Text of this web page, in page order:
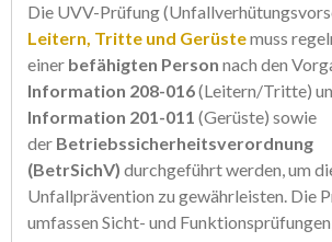
Die UVV-Prüfung
Leitern, Tritte und Gerüstemuss
einer befähigten Person nach den
Information 208-016(Leitern/Tritte)
Information 201-011 (Gerüste) sowie
der Betriebssicherheitsverordnung
(BetrSichV) durchgeführt werden, um
Unfallprävention zu gewährleisten. Die
umfassen Sicht- und